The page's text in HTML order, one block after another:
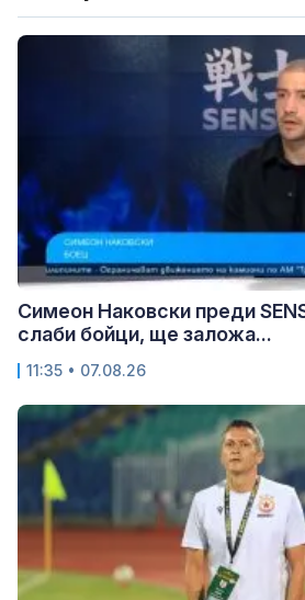
Симеон Наковски преди
слаби бойци, ще заложа...
11:35 • 07.08.26